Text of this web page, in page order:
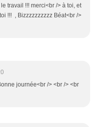
travail !!! merci<br /> à toi, et
!!! , Bizzzzzzzzzz Béat<br />
journée<br /> <br /> <br